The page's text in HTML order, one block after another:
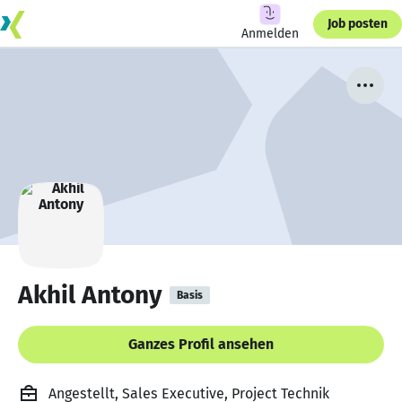
Anmelden
Job posten
Akhil Antony Basis
Ganzes Profil ansehen
Angestellt, Sales Executive, Project Technik